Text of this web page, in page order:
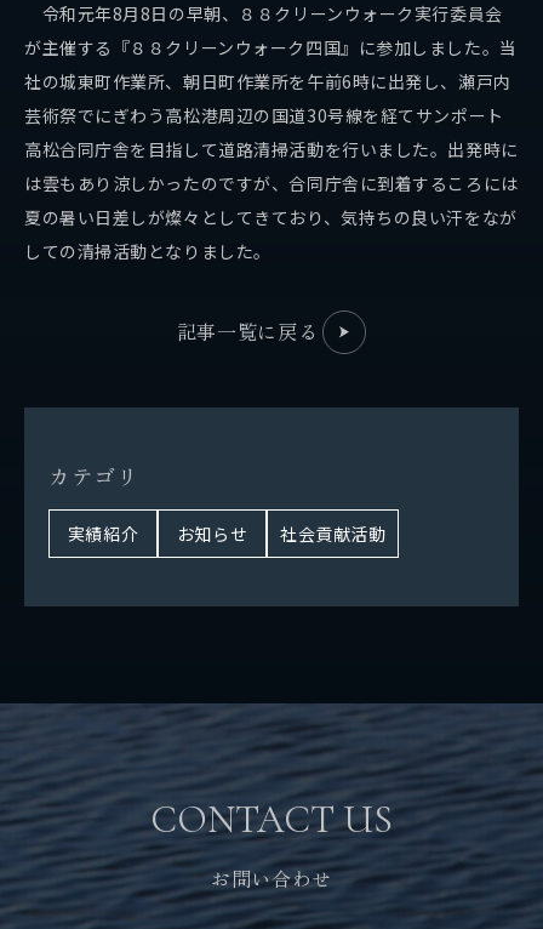
お知らせ
拓海ペーパークラフト
個人情報保護方針
令和元年8月8日の早朝、８８クリーンウォーク実行委員会
が主催する『８８クリーンウォーク四国』に参加しました。当
社の城東町作業所、朝日町作業所を午前6時に出発し、瀬戸内
芸術祭でにぎわう高松港周辺の国道30号線を経てサンポート
高松合同庁舎を目指して道路清掃活動を行いました。出発時に
は雲もあり涼しかったのですが、合同庁舎に到着するころには
夏の暑い日差しが燦々としてきており、気持ちの良い汗をなが
しての清掃活動となりました。
記事一覧に戻る
カ テゴ リ
実績紹介 お知らせ 社会貢献活動
CONTACT US
お問い合わせ